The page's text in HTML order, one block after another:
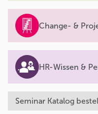
Change- &
HR-Wissen &
Seminar Katalog